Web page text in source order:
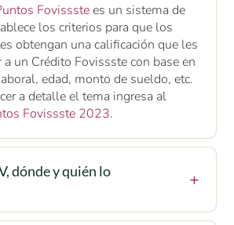
Fovissstees un sistema de
los criterios para que los
obtengan una calificación que les
a un Crédito Fovissste con base en
edad, monto de sueldo, etc.
a detalle el tema ingresa al
Fovissste 2023.
dónde y quién lo